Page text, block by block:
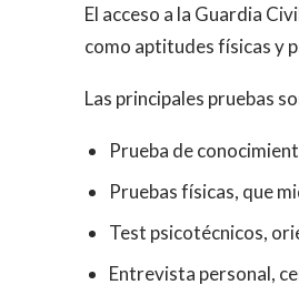
El acceso a la Guardia
como aptitudes físicas y
Las principales pruebas
Prueba de
Pruebas físicas, que
Test psicotécnicos,
Entrevista personal,